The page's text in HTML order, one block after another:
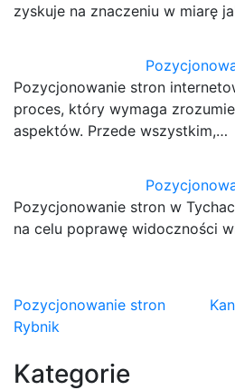
zyskuje na znaczeniu w miarę
Pozycjonowanie stron
proces, który wymaga
aspektów. Przede wszystkim,…
Pozycjonowanie stron w
na celu poprawę widoczności
Nawigacja
wpisu
Pozycjonowanie stron
Rybnik
Kategorie